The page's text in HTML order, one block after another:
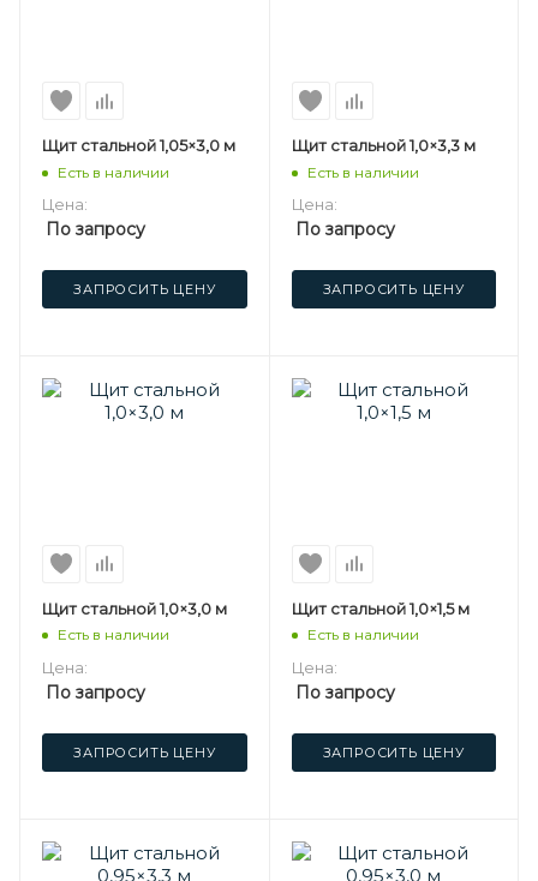
Щит стальной 1,05×3,0 м
Есть в наличии
Цена:
По запросу
ЗАПРОСИТЬ ЦЕНУ
Щит стальной 1,0×3,3 м
Есть в наличии
Цена:
По запросу
ЗАПРОСИТЬ ЦЕНУ
Щит стальной 1,0×3,0 м
Есть в наличии
Цена:
По запросу
ЗАПРОСИТЬ ЦЕНУ
Щит стальной 1,0×1,5 м
Есть в наличии
Цена:
По запросу
ЗАПРОСИТЬ ЦЕНУ